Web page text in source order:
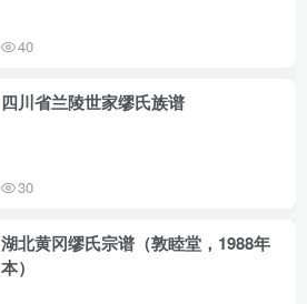
40
四川省兰陵世家缪氏族谱
30
湖北黄冈缪氏宗谱（敦睦堂，1988年
本）